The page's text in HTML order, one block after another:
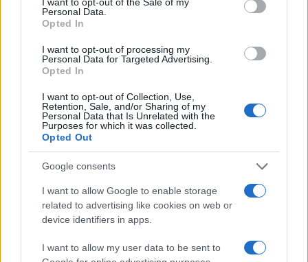
Personal Data.
Opted In
I want to opt-out of processing my
Personal Data for Targeted Advertising.
Opted In
I want to opt-out of Collection, Use,
Retention, Sale, and/or Sharing of my
Personal Data that Is Unrelated with the
Purposes for which it was collected.
Opted Out
Google consents
I want to allow Google to enable storage
related to advertising like cookies on web or
device identifiers in apps.
I want to allow my user data to be sent to
di Carlo Cambi
1 Maggio 2025, 20:01